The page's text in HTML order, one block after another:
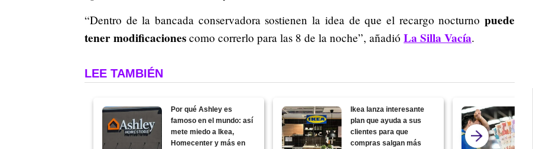
“Dentro de la bancada conservadora sostienen la idea de que el recargo nocturno puede
tener modificaciones como correrlo para las 8 de la noche”, añadió La Silla Vacía.
LEE TAMBIÉN
Por qué Ashley es
famoso en el mundo: así
mete miedo a Ikea,
Homecenter y más en
Ikea lanza interesante
plan que ayuda a sus
clientes para que
compras salgan más